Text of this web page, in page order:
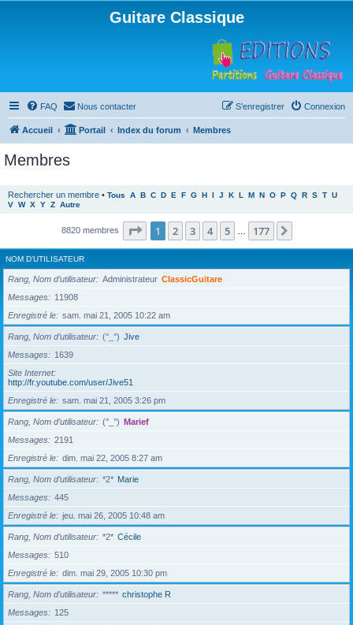
Guitare Classique
FAQ Nous contacter Connexion
S’enregistrer
Accueil Portail Index du forum Membres
Membres
Rechercher un membre • Tous A B C D E F G H I J K L M N O P Q R S T U
V W X Y Z Autre
8820 membres Page 1sur177
1 2 3 4 5 177
NOM D’UTILISATEUR
Rang, Nom d’utilisateur Administrateur ClassicGuitare
Messages
11908
Enregistré le
sam. mai 21, 2005 10:22 am
Rang, Nom d’utilisateur (°_°) Jive
Messages
1639
Site Internet
http://fr.youtube.com/user/Jive51
Enregistré le
sam. mai 21, 2005 3:26 pm
Rang, Nom d’utilisateur (°_°) Marief
Messages
2191
Enregistré le
dim. mai 22, 2005 8:27 am
Rang, Nom d’utilisateur *2* Marie
Messages
445
Enregistré le
jeu. mai 26, 2005 10:48 am
Rang, Nom d’utilisateur *2* Cécile
Messages
510
Enregistré le
dim. mai 29, 2005 10:30 pm
Rang, Nom d’utilisateur ***** christophe R
Messages
125